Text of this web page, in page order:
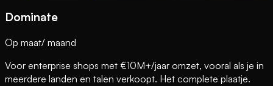
Dominate
Op maat/ maand
Voor enterprise shops met €10M+/jaar omzet, vooral als je in
meerdere landen en talen verkoopt. Het complete plaatje.